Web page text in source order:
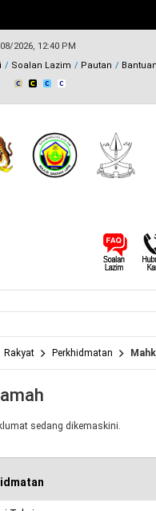
2026, 12:40 PM
Soalan Lazim Pautan Bantuan
carian
di sini
Rakyat Perkhidmatan
sedang dikemaskini.